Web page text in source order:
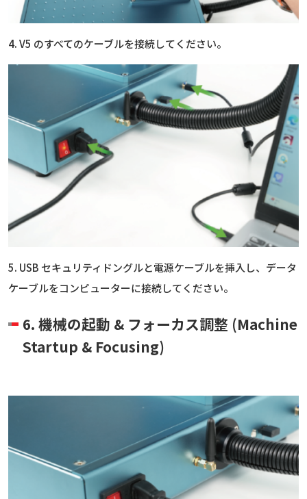
4. V5 のすべてのケーブルを接続してください。
5. USB セキュリティドングルと電源ケーブルを挿入し、データ
ケーブルをコンピューターに接続してください。
6. 機械の起動 & フォーカス調整 (Machine
Startup & Focusing)